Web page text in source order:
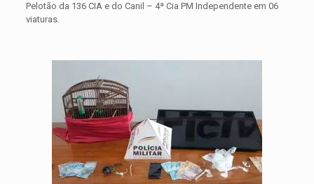
Pelotão da 136 CIA e do Canil – 4ª Cia PM Independente em 06
viaturas.